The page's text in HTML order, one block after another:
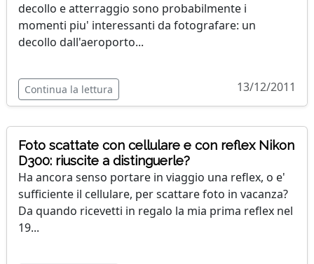
decollo e atterraggio sono probabilmente i
momenti piu' interessanti da fotografare: un
decollo dall'aeroporto...
Continua la lettura 13/12/2011
Foto scattate con cellulare e con reflex Nikon
D300: riuscite a distinguerle?
Ha ancora senso portare in viaggio una reflex, o e'
sufficiente il cellulare, per scattare foto in vacanza?
Da quando ricevetti in regalo la mia prima reflex nel
19...